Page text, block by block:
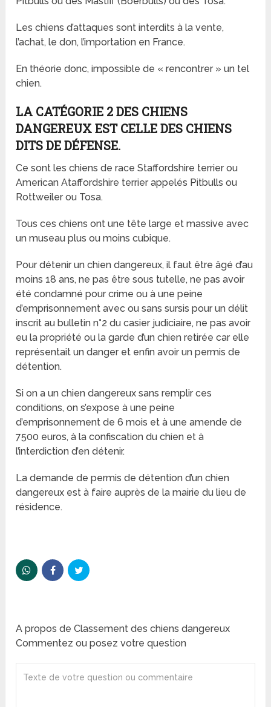
Les chiens d’attaques sont interdits à la vente,
l’achat, le don, l’importation en France.
En théorie donc, impossible de « rencontrer » un tel
chien.
LA CATÉGORIE 2 DES CHIENS
DANGEREUX EST CELLE DES CHIENS
DITS DE DÉFENSE.
Ce sont les chiens de race Staffordshire terrier ou
American Ataffordshire terrier appelés Pitbulls ou
Rottweiler ou Tosa.
Tous ces chiens ont une tête large et massive avec
un museau plus ou moins cubique.
Pour détenir un chien dangereux, il faut être âgé d’au
moins 18 ans, ne pas être sous tutelle, ne pas avoir
été condamné pour crime ou à une peine
d’emprisonnement avec ou sans sursis pour un délit
inscrit au bulletin n°2 du casier judiciaire, ne pas avoir
eu la propriété ou la garde d’un chien retirée car elle
représentait un danger et enfin avoir un permis de
détention.
Si on a un chien dangereux sans remplir ces
conditions, on s’expose à une peine
d’emprisonnement de 6 mois et à une amende de
7500 euros, à la confiscation du chien et à
l’interdiction d’en détenir.
La demande de permis de détention d’un chien
dangereux est à faire auprès de la mairie du lieu de
résidence.
A propos de Classement des chiens dangereux
Commentez ou posez votre question